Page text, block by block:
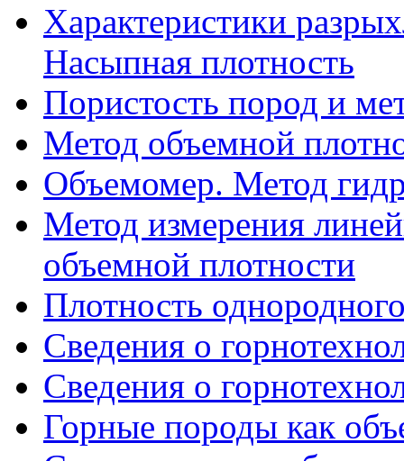
Характеристики
Насыпная плотность
Пористость пород и
Метод объемной
Объемомер. Метод
Метод измерения
объемной плотности
Плотность
Сведения о
Сведения о
Горные породы как